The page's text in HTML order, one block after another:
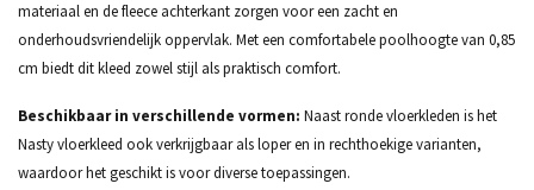
materiaal en de fleece achterkant zorgen voor een zacht en
onderhoudsvriendelijk oppervlak. Met een comfortabele poolhoogte van 0,85
cm biedt dit kleed zowel stijl als praktisch comfort.
Beschikbaar in verschillende vormen: Naast ronde vloerkleden is het
Nasty vloerkleed ook verkrijgbaar als loper en in rechthoekige varianten,
waardoor het geschikt is voor diverse toepassingen.